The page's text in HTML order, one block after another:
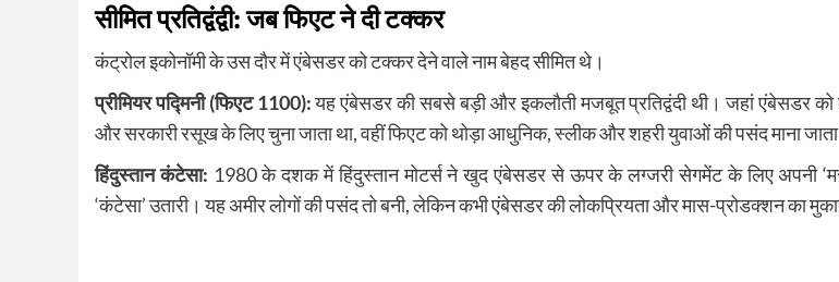
सीमित प्रतिद्वंद्वी: जब फिएट ने दी टक्कर
कंट्रोल इकोनॉमी के उस दौर में एंबेसडर को टक्कर देने वाले नाम बेहद सीमित थे।
प्रीमियर पद्मिनी (फिएट 1100):यह एंबेसडर की सबसे बड़ी और इकलौती मजबूत प्रतिद्वंदी थी। जहां एंबेसडर को
और सरकारी रसूख के लिए चुना जाता था, वहीं फिएट को थोड़ा आधुनिक, स्लीक और शहरी युवाओं की पसंद माना
हिंदुस्तान कंटेसा: 1980 के दशक में हिंदुस्तान मोटर्स ने खुद एंबेसडर से ऊपर के लग्जरी सेगमेंट के लिए अपनी
‘कंटेसा’ उतारी। यह अमीर लोगों की पसंद तो बनी, लेकिन कभी एंबेसडर की लोकप्रियता और मास-प्रोडक्शन का